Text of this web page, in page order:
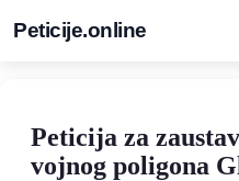
Peticije.online
Peticija za
vojnog poligona